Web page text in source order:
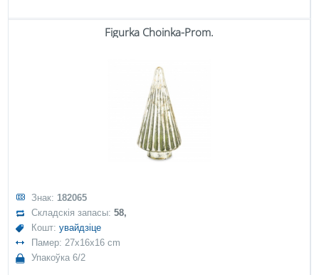
Figurka Choinka-Prom.
Знак: 182065
Складскія запасы:58,
Кошт:увайдзіце
Памер: 27x16x16 cm
Упакоўка 6/2